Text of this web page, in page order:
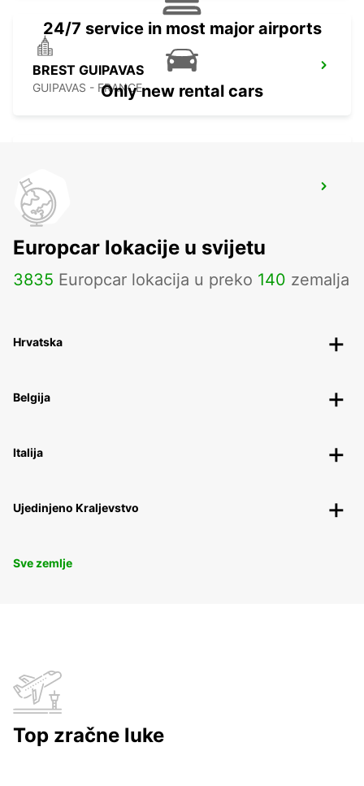
BREST GUIPAVAS
GUIPAVAS - FRANCE
BREST
BREST - FRANCE
24/7 service in most major airports
Only new rental cars
Europcar lokacije u svijetu
3835 Europcar lokacija u preko 140 zemalja
Hrvatska
Belgija
Italija
Ujedinjeno Kraljevstvo
Sve zemlje
Top zračne luke